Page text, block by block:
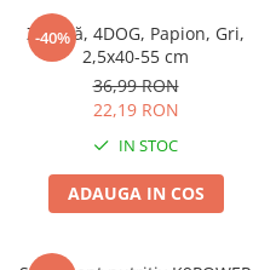
Accesorii Pisici
Culcușuri & Saltele Pisici
Ansambluri Pisici
Castroane & Adapatori Pisici
Cuști & Genți Pisici
Litiere Pisici
Zgărzi & Hamuri
-40%
Zgardă, 4DOG, Papion, Gri,
2,5x40-55 cm
36,99 RON
22,19 RON
IN STOC
ADAUGA IN COS